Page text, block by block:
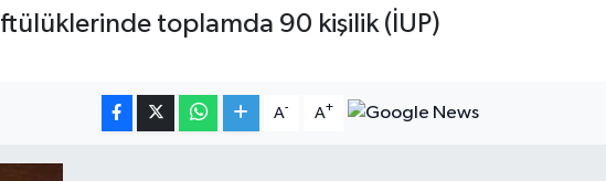
toplamda 90 kişilik (İUP)
A- A+